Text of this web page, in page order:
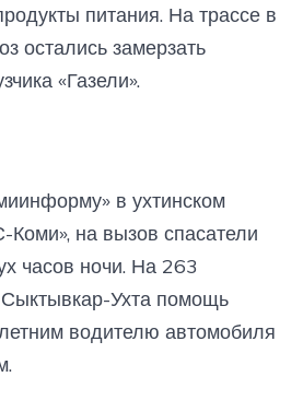
питания. На трассе в
остались замерзать
«Газели».
в ухтинском
на вызов спасатели
часов ночи. На 263
Ухта помощь
водителю автомобиля